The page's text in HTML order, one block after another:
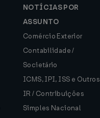
NOTÍCIAS POR
ASSUNTO
Comércio Exterior
Contabilidade /
Societário
ICMS, IPI, ISS e Outros
IR / Contribuições
Simples Nacional